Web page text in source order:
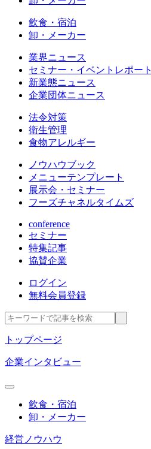
飲食・宿泊
卸・メーカー
業界ニュース
セミナー・イベントレポート
新業態ニュース
企業団体ニュース
法令対策
衛生管理
食物アレルギー
ノウハウブック
メニューテンプレート
展示会・セミナー
フーズチャネルタイムズ
conference
セミナー
特集記事
協賛企業
ログイン
無料会員登録
トップページ
企業インタビュー
飲食・宿泊
卸・メーカー
経営ノウハウ